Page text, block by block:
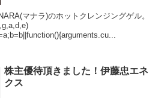
マナラ)のホットクレンジングゲル。
株主優待頂きました！伊藤忠エネ
クス